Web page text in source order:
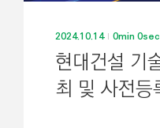
2024.10.14 0min 0sec
현대건설 기
최 및 사전등